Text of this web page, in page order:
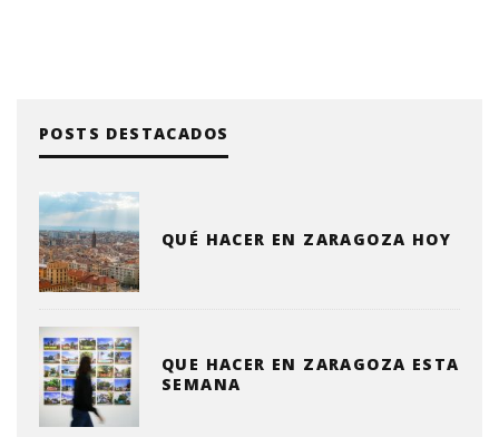
POSTS DESTACADOS
QUÉ HACER EN ZARAGOZA HOY
QUE HACER EN ZARAGOZA ESTA
SEMANA